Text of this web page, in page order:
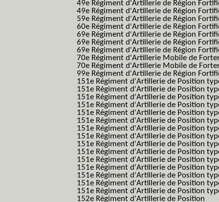
49e Régiment d'Artillerie de Région
49e Régiment d'Artillerie de Région
59e Régiment d'Artillerie de Région
60e Régiment d'Artillerie de Région
69e Régiment d'Artillerie de Région
69e Régiment d'Artillerie de Région
69e Régiment d'Artillerie de Région
70e Régiment d'Artillerie Mobile de
70e Régiment d'Artillerie Mobile de
99e Régiment d'Artillerie de Région
151e Régiment d'Artillerie de Position
151e Régiment d'Artillerie de Position
151e Régiment d'Artillerie de Position
151e Régiment d'Artillerie de Position
151e Régiment d'Artillerie de Position
151e Régiment d'Artillerie de Position
151e Régiment d'Artillerie de Position
151e Régiment d'Artillerie de Position
151e Régiment d'Artillerie de Position
151e Régiment d'Artillerie de Position
151e Régiment d'Artillerie de Position
151e Régiment d'Artillerie de Position
151e Régiment d'Artillerie de Position
151e Régiment d'Artillerie de Position
151e Régiment d'Artillerie de Position
152e Régiment d'Artillerie de Position